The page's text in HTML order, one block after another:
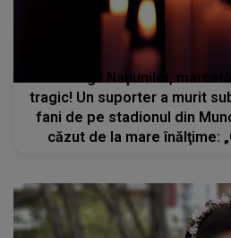
Finala Ligii Naţiunilor,
tragic! Un suporter a murit
fani de pe stadionul din
căzut de la mare înălţime: